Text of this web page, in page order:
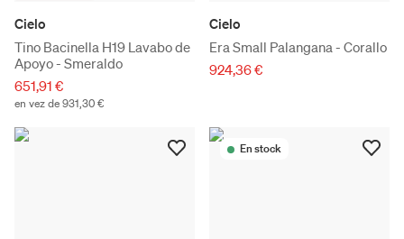
Cielo
Tino Bacinella H19 Lavabo de
Apoyo - Smeraldo
651,91 €
en vez de 931,30 €
Cielo
Era Small Palangana - Corallo
924,36 €
En stock